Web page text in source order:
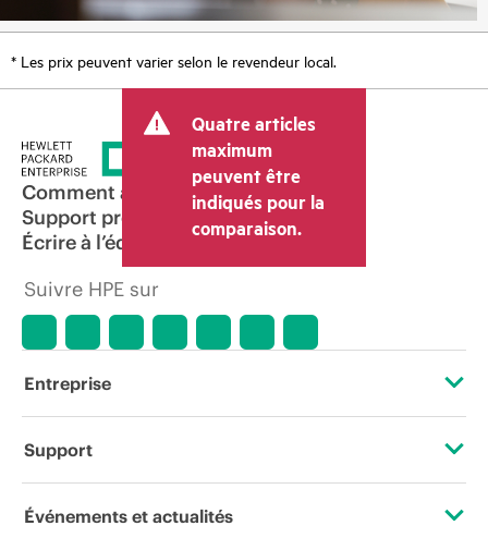
* Les prix peuvent varier selon le revendeur local.
Quatre articles
maximum
peuvent être
indiqués pour la
comparaison.
Comment acheter
Support produit
Écrire à l’équipe commerciale
Suivre HPE sur
Entreprise
À propos de HPE
Support
Services d’assistance opérationnelle (OSS)
Événements et actualités